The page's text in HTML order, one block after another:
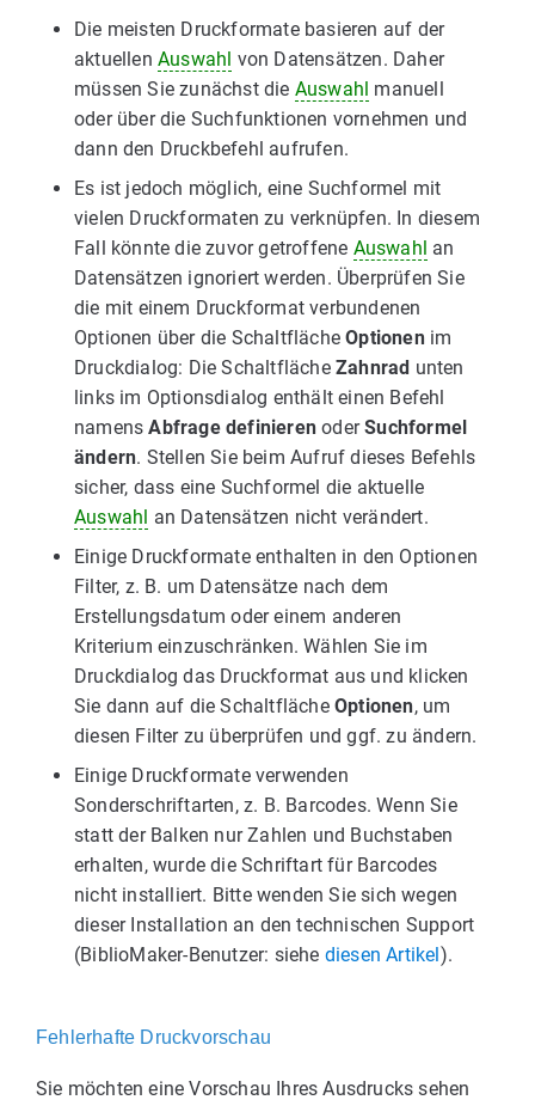
Die meisten Druckformate basieren auf der
aktuellen Auswahl von Datensätzen. Daher
müssen Sie zunächst die Auswahl manuell
oder über die Suchfunktionen vornehmen und
dann den Druckbefehl aufrufen.
Es ist jedoch möglich, eine Suchformel mit
vielen Druckformaten zu verknüpfen. In diesem
Fall könnte die zuvor getroffene Auswahl an
Datensätzen ignoriert werden. Überprüfen Sie
die mit einem Druckformat verbundenen
Optionen über die SchaltflächeOptionenim
Druckdialog: Die Schaltfläche Zahnrad unten
links im Optionsdialog enthält einen Befehl
namensAbfrage definierenoderSuchformel
ändern. Stellen Sie beim Aufruf dieses Befehls
sicher, dass eine Suchformel die aktuelle
Auswahl an Datensätzen nicht verändert.
Einige Druckformate enthalten in den Optionen
Filter, z. B. um Datensätze nach dem
Erstellungsdatum oder einem anderen
Kriterium einzuschränken. Wählen Sie im
Druckdialog das Druckformat aus und klicken
Sie dann auf die Schaltfläche Optionen, um
diesen Filter zu überprüfen und ggf. zu ändern.
Einige Druckformate verwenden
Sonderschriftarten, z. B. Barcodes. Wenn Sie
statt der Balken nur Zahlen und Buchstaben
erhalten, wurde die Schriftart für Barcodes
nicht installiert. Bitte wenden Sie sich wegen
dieser Installation an den technischen Support
(BiblioMaker-Benutzer: siehe diesen Artikel).
Fehlerhafte Druckvorschau
Sie möchten eine Vorschau Ihres Ausdrucks sehen